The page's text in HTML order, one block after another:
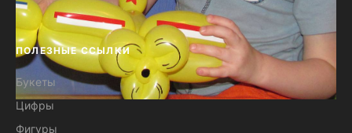
Композиция из воздушных шаров
ПОЛЕЗНЫЕ ССЫЛКИ
Букеты
Цифры
Фигуры